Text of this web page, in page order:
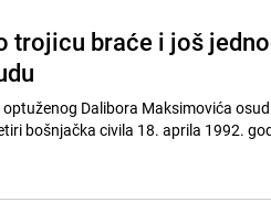
trojicu braće i još
Dalibora Maksimovića
bošnjačka civila 18. aprila 1992.